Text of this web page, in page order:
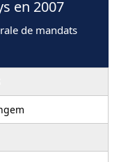
en 2007
de mandats